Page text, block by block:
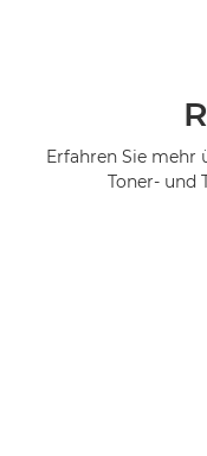
Erfahren Sie mehr
Toner- und